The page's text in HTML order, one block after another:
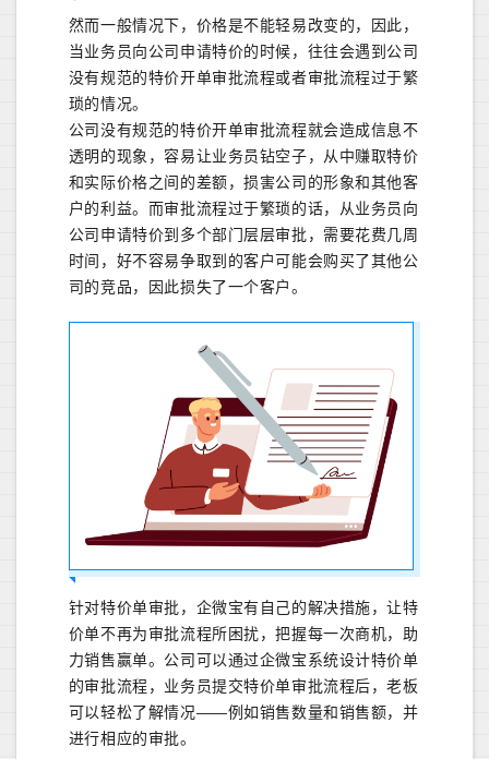
然而一般情况下，价格是不能轻易改变的，因此，
当业务员向公司申请特价的时候，往往会遇到公司
没有规范的特价开单审批流程或者审批流程过于繁
琐的情况。
公司没有规范的特价开单审批流程就会造成信息不
透明的现象，容易让业务员钻空子，从中赚取特价
和实际价格之间的差额，损害公司的形象和其他客
户的利益。而审批流程过于繁琐的话，从业务员向
公司申请特价到多个部门层层审批，需要花费几周
时间，好不容易争取到的客户可能会购买了其他公
司的竞品，因此损失了一个客户。
针对特价单审批，企微宝有自己的解决措施，让特
价单不再为审批流程所困扰，把握每一次商机，助
力销售赢单。公司可以通过企微宝系统设计特价单
的审批流程，业务员提交特价单审批流程后，老板
可以轻松了解情况——例如销售数量和销售额，并
进行相应的审批。